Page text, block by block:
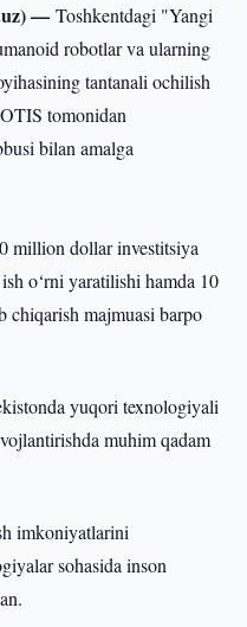
—Toshkentdagi "Yangi
robotlar va ularning
tantanali ochilish
tomonidan
bilan amalga
million dollar investitsiya
o‘rni yaratilishi hamda 10
chiqarish majmuasi barpo
yuqori texnologiyali
muhim qadam
imkoniyatlarini
sohasida inson